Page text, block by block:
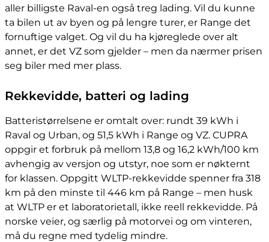
aller billigste Raval-en også treg lading. Vil du kunne
ta bilen ut av byen og på lengre turer, er Range det
fornuftige valget. Og vil du ha kjøreglede over alt
annet, er det VZ som gjelder – men da nærmer prisen
seg biler med mer plass.
Rekkevidde, batteri og lading
Batteristørrelsene er omtalt over: rundt 39 kWh i
Raval og Urban, og 51,5 kWh i Range og VZ. CUPRA
oppgir et forbruk på mellom 13,8 og 16,2 kWh/100 km
avhengig av versjon og utstyr, noe som er nøkternt
for klassen. Oppgitt WLTP-rekkevidde spenner fra 318
km på den minste til 446 km på Range – men husk
at WLTP er et laboratorietall, ikke reell rekkevidde. På
norske veier, og særlig på motorvei og om vinteren,
må du regne med tydelig mindre.